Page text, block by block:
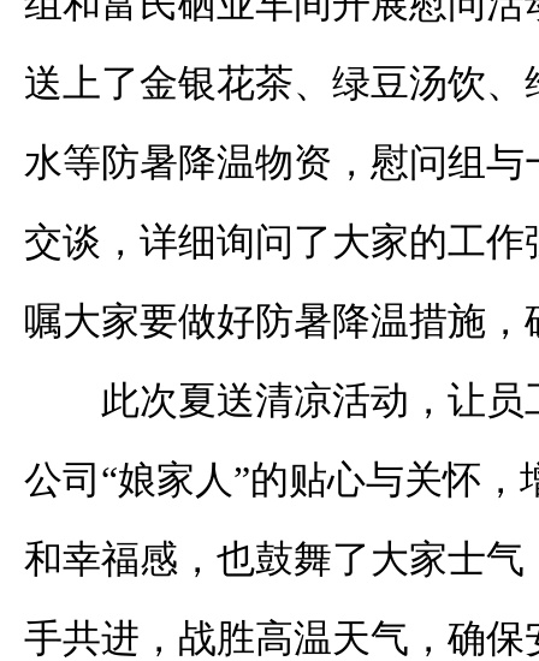
送上了金银花茶、绿豆汤饮
水等防暑降温物资，慰问组
交谈，详细询问了大家的工
嘱大家要做好防暑降温措施
此次夏送清凉活动，让
公司“娘家人”的贴心与关怀
和幸福感，也鼓舞了大家士
手共进，战胜高温天气，确